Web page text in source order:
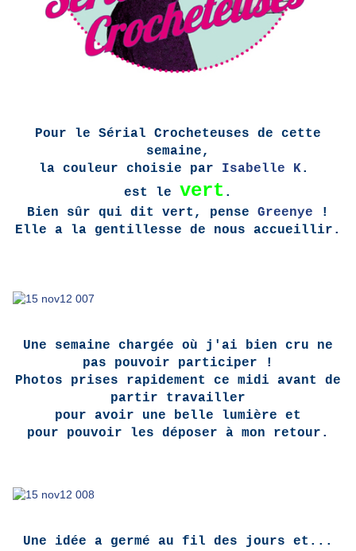
Pour le Sérial Crocheteuses de cette
semaine,
la couleur choisie par Isabelle K.
est le vert .
Bien sûr qui dit vert, pense Greenye !
Elle a la gentillesse de nous accueillir.
Une semaine chargée où j'ai bien cru ne
pas pouvoir participer !
Photos prises rapidement ce midi avant de
partir travailler
pour avoir une belle lumière et
pour pouvoir les déposer à mon retour.
Une idée a germé au fil des jours et...